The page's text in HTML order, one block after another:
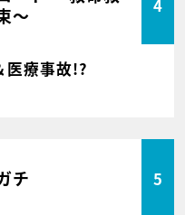
～
4
療事故!?
チ 5